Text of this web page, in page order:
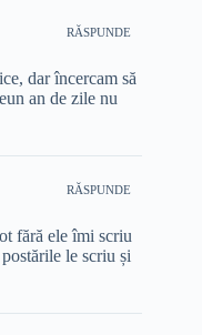
RĂSPUNDE
dar încercam să
an de zile nu
RĂSPUNDE
fără ele îmi scriu
le scriu și